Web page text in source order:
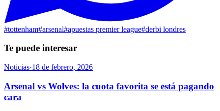
#tottenham#arsenal#apuestas premier league#derbi londres
Te puede interesar
Noticias·18 de febrero, 2026
Arsenal vs Wolves: la cuota favorita se está pagando
cara